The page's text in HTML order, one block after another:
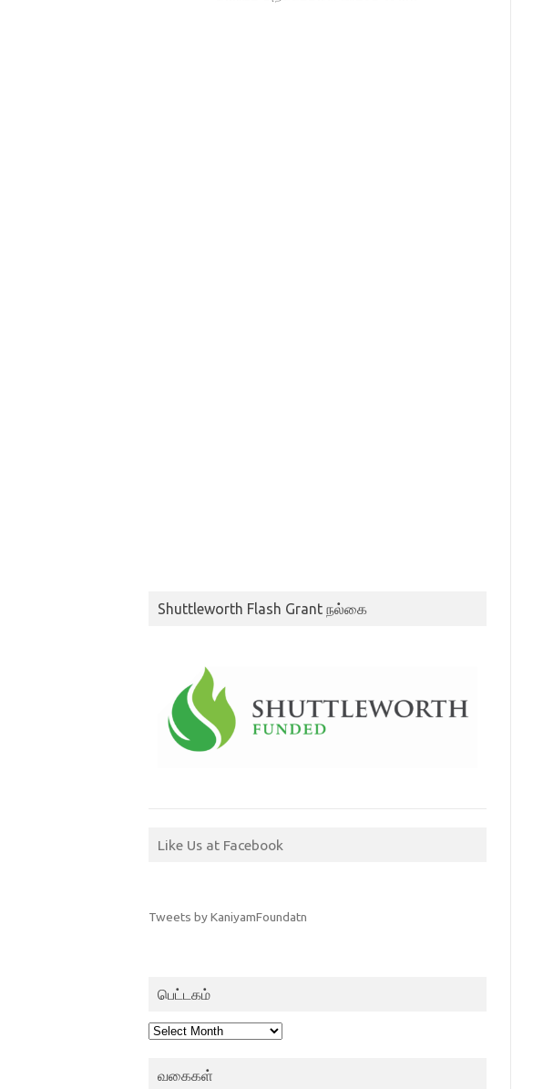
Shuttleworth Flash Grant நல்கை
Like Us at Facebook
Tweets by KaniyamFoundatn
பெட்டகம்
பெட்டகம்
வகைகள்